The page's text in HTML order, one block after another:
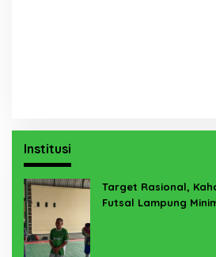
Institusi
Target Rasional,
Futsal Lampung